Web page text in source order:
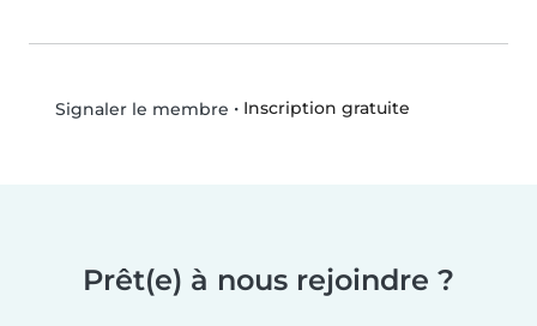
Signaler le membre • Inscription gratuite
Prêt(e) à nous rejoindre ?